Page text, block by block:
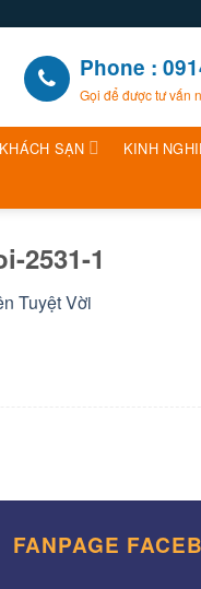
Phone :
Gọi để được tư vấn
KHÁCH SẠN
KINH
2531-1
Tuyệt Vời
FANPAGE